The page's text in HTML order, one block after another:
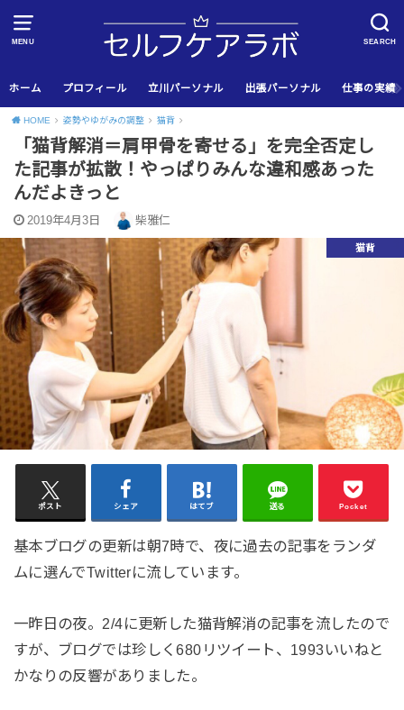
MENU SEARCH
ホーム プロフィール 立川パーソナル 出張パーソナル 仕事の実績
HOME 姿勢やゆがみの調整 猫背
「猫背解消＝肩甲骨を寄せる」を完全否定し
た記事が拡散！やっぱりみんな違和感あった
んだよきっと
2019年4月3日 柴雅仁
猫背
ポスト シェア はてブ 送る Pocket
基本ブログの更新は朝7時で、夜に過去の記事をランダ
ムに選んでTwitterに流しています。
一昨日の夜。2/4に更新した猫背解消の記事を流したので
すが、ブログでは珍しく680リツイート、1993いいねと
かなりの反響がありました。